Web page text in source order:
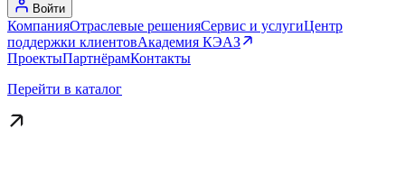
Войти
КомпанияОтраслевые решенияСервис и услугиЦентр
поддержки клиентовАкадемия КЭАЗ
ПроектыПартнёрамКонтакты
Перейти в каталог